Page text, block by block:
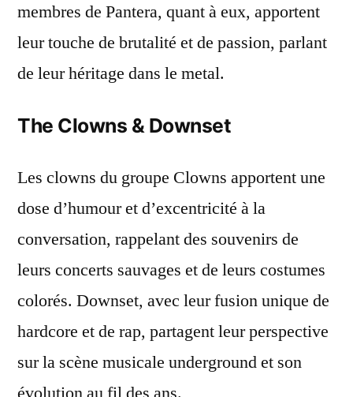
membres de Pantera, quant à eux, apportent
leur touche de brutalité et de passion, parlant
de leur héritage dans le metal.
The Clowns & Downset
Les clowns du groupe Clowns apportent une
dose d’humour et d’excentricité à la
conversation, rappelant des souvenirs de
leurs concerts sauvages et de leurs costumes
colorés. Downset, avec leur fusion unique de
hardcore et de rap, partagent leur perspective
sur la scène musicale underground et son